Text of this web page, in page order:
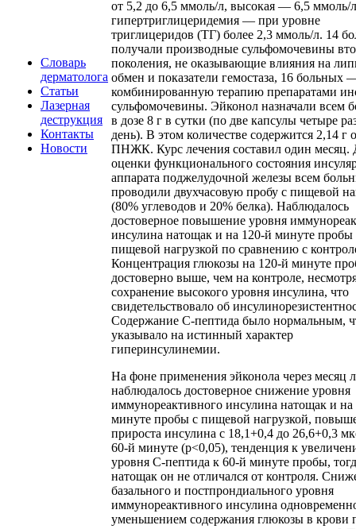
Словарь
дерматолога
Статьи
Лазерная
деструкция
Контакты
Новости
от 5,2 до 6,5 ммоль/л, высокая — 6,5 ммоль/
гипертриглицеридемия — при уровне
триглицеридов (ТГ) более 2,3 ммоль/л. 14
получали производные сульфомочевины
поколения, не оказывающие влияния на
обмен и показатели гемостаза, 16 больных
комбинированную терапию препаратами
сульфомочевины. Эйконол назначали всем
в дозе 8 г в сутки (по две капсулы четыре
день). В этом количестве содержится 2,14 г
ПНЖК. Курс лечения составил один месяц.
оценки функционального состояния
аппарата поджелудочной железы всем
проводили двухчасовую пробу с пищевой
(80% углеводов и 20% белка). Наблюдалось
достоверное повышение уровня
инсулина натощак и на 120-й минуте пробы
пищевой нагрузкой по сравнению с
Концентрация глюкозы на 120-й минуте
достоверно выше, чем на контроле,
сохранение высокого уровня инсулина, что
свидетельствовало об
Содержание С-пептида было нормальным,
указывало на истинный характер
гиперинсулинемии.
На фоне применения эйконола через месяц
наблюдалось достоверное снижение уровня
иммунореактивного инсулина натощак и на
минуте пробы с пищевой нагрузкой,
прироста инсулина с 18,1+0,4 до 26,6+0,3
60-й минуте (р<0,05), тенденция к
уровня С-пептида к 60-й минуте пробы,
натощак он не отличался от контроля.
базального и постпрондиального уровня
иммунореактивного инсулина
уменьшением содержания глюкозы в крови